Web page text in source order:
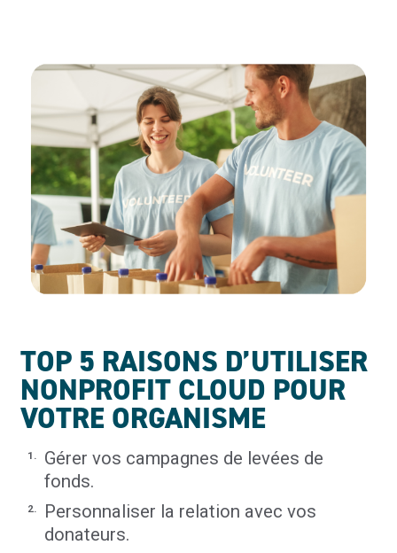
TOP 5 RAISONS D’UTILISER
NONPROFIT CLOUD POUR
VOTRE ORGANISME
Gérer vos campagnes de levées de
fonds.
Personnaliser la relation avec vos
donateurs.